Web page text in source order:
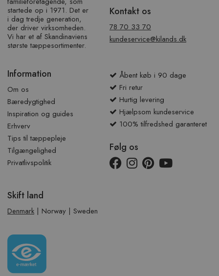
startede op i 1971. Det er
i dag tredje generation,
der driver virksomheden.
Vi har et af ​​Skandinaviens
største tæppesortimenter.
Kontakt os
78 70 33 70
kundeservice@kilands.dk
Information
Om os
Bæredygtighed
Inspiration og guides
Erhverv
Tips til tæppepleje
Tilgængelighed
Privatlivspolitik
Åbent køb i 90 dage
Fri retur
Hurtig levering
Hjælpsom kundeservice
100% tilfredshed garanteret
Følg os
Skift land
Denmark | Norway | Sweden